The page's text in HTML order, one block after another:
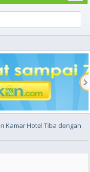
Kamar Hotel Tiba dengan